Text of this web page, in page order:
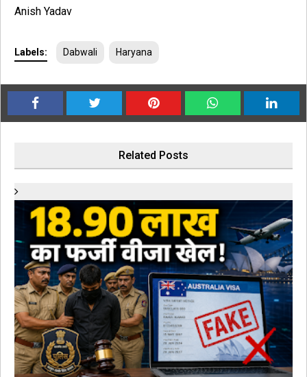
Anish Yadav
Labels: Dabwali Haryana
Related Posts